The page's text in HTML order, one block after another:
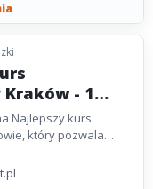
- 1
Najlepszy kurs
który pozwala
motorowodnego i